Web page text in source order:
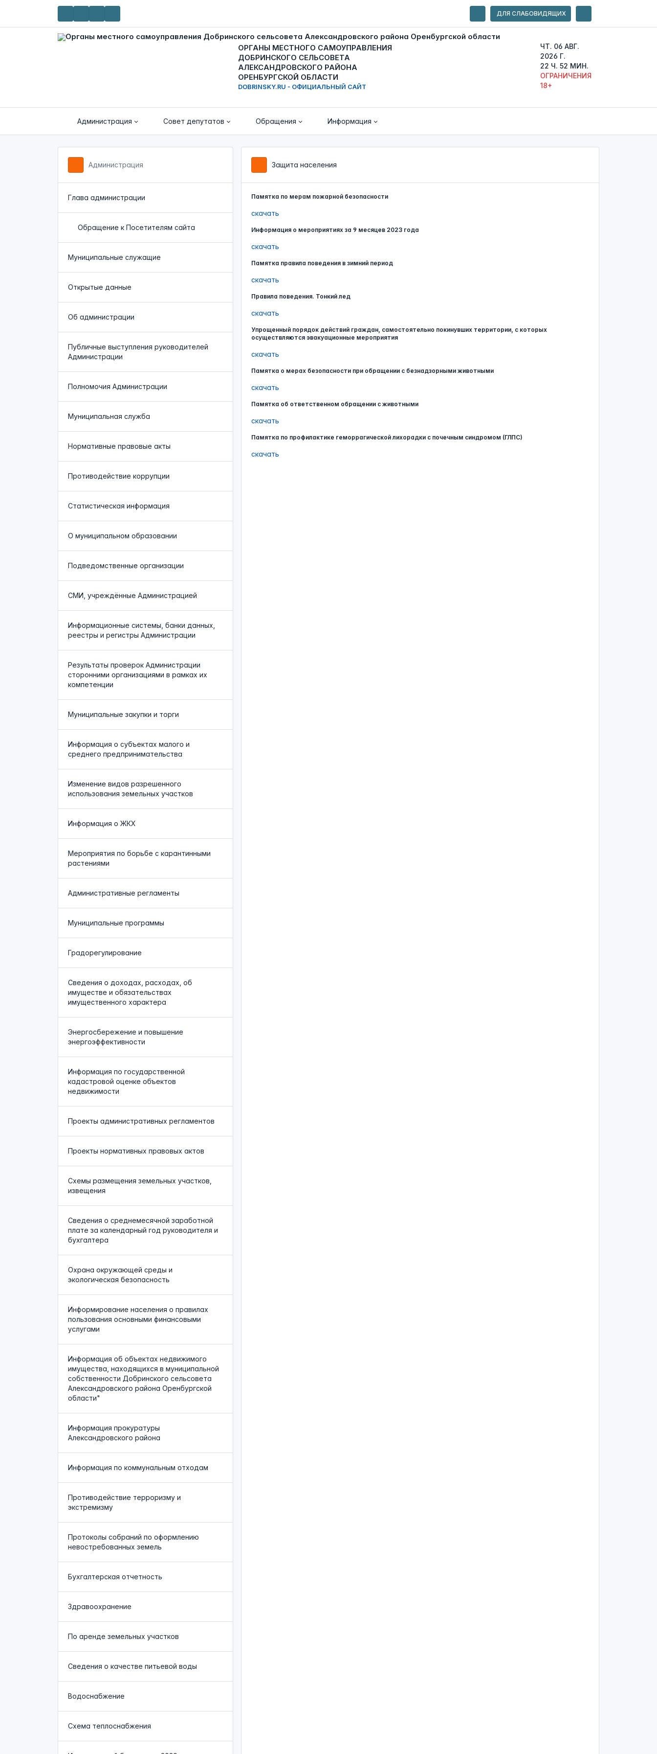
ДЛЯ СЛАБОВИДЯЩИХ
ОРГАНЫ МЕСТНОГО САМОУПРАВЛЕНИЯ
ДОБРИНСКОГО СЕЛЬСОВЕТА
АЛЕКСАНДРОВСКОГО РАЙОНА
ОРЕНБУРГСКОЙ ОБЛАСТИ
DOBRINSKY.RU - ОФИЦИАЛЬНЫЙ САЙТ
ЧТ. 06 АВГ.
2026 Г.
22 Ч. 52 МИН.
ОГРАНИЧЕНИЯ
18+
Администрация Совет депутатов Обращения Информация
Администрация
Глава администрации
Обращение к Посетителям сайта
Муниципальные служащие
Открытые данные
Об администрации
Публичные выступления руководителей
Администрации
Полномочия Администрации
Муниципальная служба
Нормативные правовые акты
Противодействие коррупции
Статистическая информация
О муниципальном образовании
Подведомственные организации
СМИ, учреждённые Администрацией
Информационные системы, банки данных,
реестры и регистры Администрации
Результаты проверок Администрации
сторонними организациями в рамках их
компетенции
Муниципальные закупки и торги
Информация о субъектах малого и
среднего предпринимательства
Изменение видов разрешенного
использования земельных участков
Информация о ЖКХ
Мероприятия по борьбе с карантинными
растениями
Административные регламенты
Муниципальные программы
Градорегулирование
Сведения о доходах, расходах, об
имуществе и обязательствах
имущественного характера
Энергосбережение и повышение
энергоэффективности
Информация по государственной
кадастровой оценке объектов
недвижимости
Проекты административных регламентов
Проекты нормативных правовых актов
Схемы размещения земельных участков,
извещения
Сведения о среднемесячной заработной
плате за календарный год руководителя и
бухгалтера
Охрана окружающей среды и
экологическая безопасность
Информирование населения о правилах
пользования основными финансовыми
услугами
Информация об объектах недвижимого
имущества, находящихся в муниципальной
собственности Добринского сельсовета
Александровского района Оренбургской
области"
Информация прокуратуры
Александровского района
Информация по коммунальным отходам
Противодействие терроризму и
экстремизму
Протоколы собраний по оформлению
невостребованных земель
Бухгалтерская отчетность
Здравоохранение
По аренде земельных участков
Сведения о качестве питьевой воды
Водоснабжение
Схема теплоснабжения
Защита населения
Памятка по мерам пожарной безопасности
скачать
Информация о мероприятиях за 9 месяцев 2023 года
скачать
Памятка правила поведения в зимний период
скачать
Правила поведения. Тонкий лед
скачать
Упрощенный порядок действий граждан, самостоятельно покинувших территории, с которых
осуществляются эвакуационные мероприятия
скачать
Памятка о мерах безопасности при обращении с безнадзорными животными
скачать
Памятка об ответственном обращении с животными
скачать
Памятка по профилактике геморрагической лихорадки с почечным синдромом (ГЛПС)
скачать